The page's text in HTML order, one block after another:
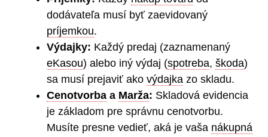
dodávateľa musí byť zaevidovaný
príjemkou.
Výdajky: Každý predaj (zaznamenaný
eKasou) alebo iný výdaj (spotreba, škoda)
sa musí prejaviť ako výdajka zo skladu.
Cenotvorba a Marža: Skladová evidencia
je základom pre správnu cenotvorbu.
Musíte presne vedieť, aká je vaša nákupná